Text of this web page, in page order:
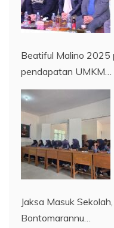
Beatiful Malino 2025
pendapatan UMKM…
Jaksa Masuk
Bontomarannu…